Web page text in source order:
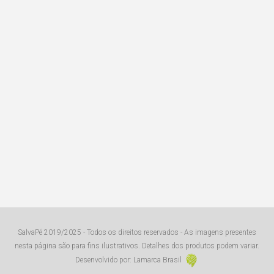
SalvaPé 2019/2025 - Todos os direitos reservados - As imagens presentes
nesta página são para fins ilustrativos. Detalhes dos produtos podem variar.
Desenvolvido por: Lamarca Brasil